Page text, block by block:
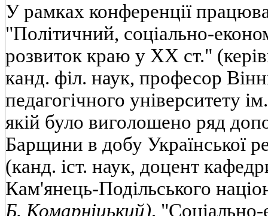
У рамках конференції
"Політичний, соціально-
розвиток краю у XX ст."
канд. філ. наук, професор
педагогічного університету
якій було виголошено ряд
Барщини в добу Української
(канд. іст. наук, доцент
Кам'янець-Подільського
Б. Комарніцький),